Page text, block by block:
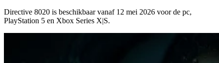
Directive 8020 is beschikbaar vanaf 12 mei 2026 voor de pc,
PlayStation 5 en Xbox Series X|S.